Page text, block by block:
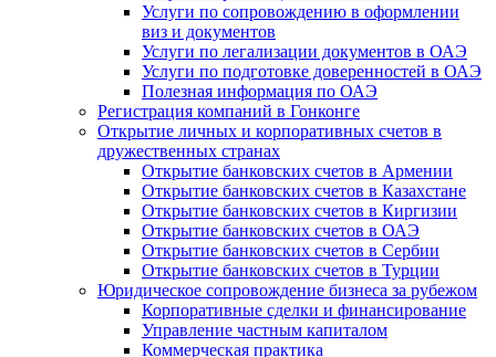
Услуги по сопровождению в оформлении
виз и документов
Услуги по легализации документов в ОАЭ
Услуги по подготовке доверенностей в ОАЭ
Полезная информация по ОАЭ
Регистрация компаний в Гонконге
Открытие личных и корпоративных счетов в
дружественных странах
Открытие банковских счетов в Армении
Открытие банковских счетов в Казахстане
Открытие банковских счетов в Киргизии
Открытие банковских счетов в ОАЭ
Открытие банковских счетов в Сербии
Открытие банковских счетов в Турции
Юридическое сопровождение бизнеса за рубежом
Корпоративные сделки и финансирование
Управление частным капиталом
Коммерческая практика